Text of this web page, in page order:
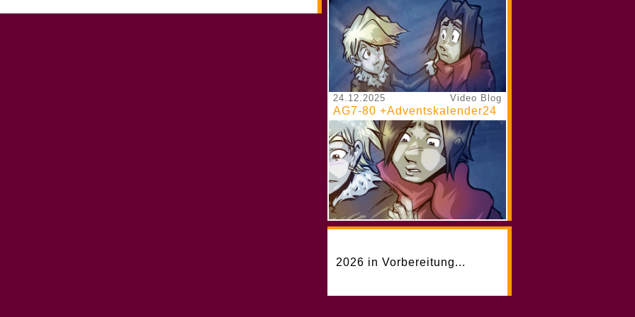
24.12.2025 Video Blog
AG7-80 +Adventskalender24
2026 in Vorbereitung...